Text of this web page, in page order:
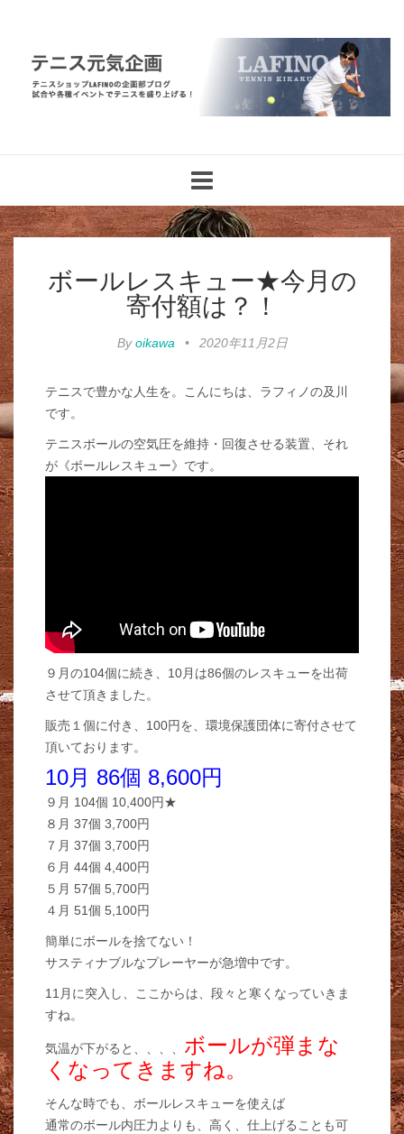
navigation
ボールレスキュー★今月の
寄付額は？！
Byoikawa • 2020年11月2日
テニスで豊かな人生を。こんにちは、ラフィノの及川
です。
テニスボールの空気圧を維持・回復させる装置、それ
が《ボールレスキュー》です。
９月の104個に続き、10月は86個のレスキューを出荷
させて頂きました。
販売１個に付き、100円を、環境保護団体に寄付させて
頂いております。
10月 86個 8,600円
９月 104個 10,400円★
８月 37個 3,700円
７月 37個 3,700円
６月 44個 4,400円
５月 57個 5,700円
４月 51個 5,100円
簡単にボールを捨てない！
サスティナブルなプレーヤーが急増中です。
11月に突入し、ここからは、段々と寒くなっていきま
すね。
気温が下がると、、、、 ボールが弾まな
くなってきますね。
そんな時でも、ボールレスキューを使えば
通常のボール内圧力よりも、高く、仕上げることも可